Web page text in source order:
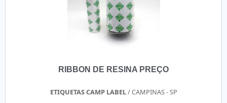
RIBBON DE RESINA PREÇO
ETIQUETAS CAMP LABEL/ CAMPINAS - SP